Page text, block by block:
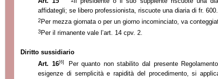
affidategli; se libero professionista, riscuote una diaria di fr.
2Per mezza giornata o per un giorno incominciato, va
3Per il rimanente vale l’art. 14 cpv. 2.
Diritto sussidiario
Art. 16[6]
Per quanto non stabilito dal presente
esigenze di semplicità e rapidità del procedimento, si